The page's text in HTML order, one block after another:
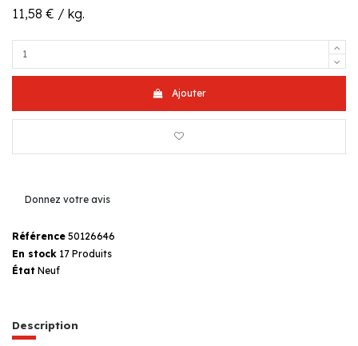
11,58 € / kg.
Ajouter
Donnez votre avis
Référence 50126646
En stock 17 Produits
État Neuf
Description